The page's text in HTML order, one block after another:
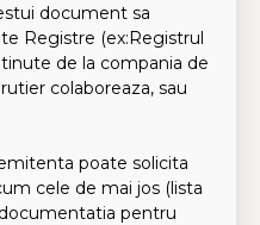
document sa
Registre (ex:Registrul
de la compania de
colaboreaza, sau
poate solicita
cele de mai jos (lista
pentru